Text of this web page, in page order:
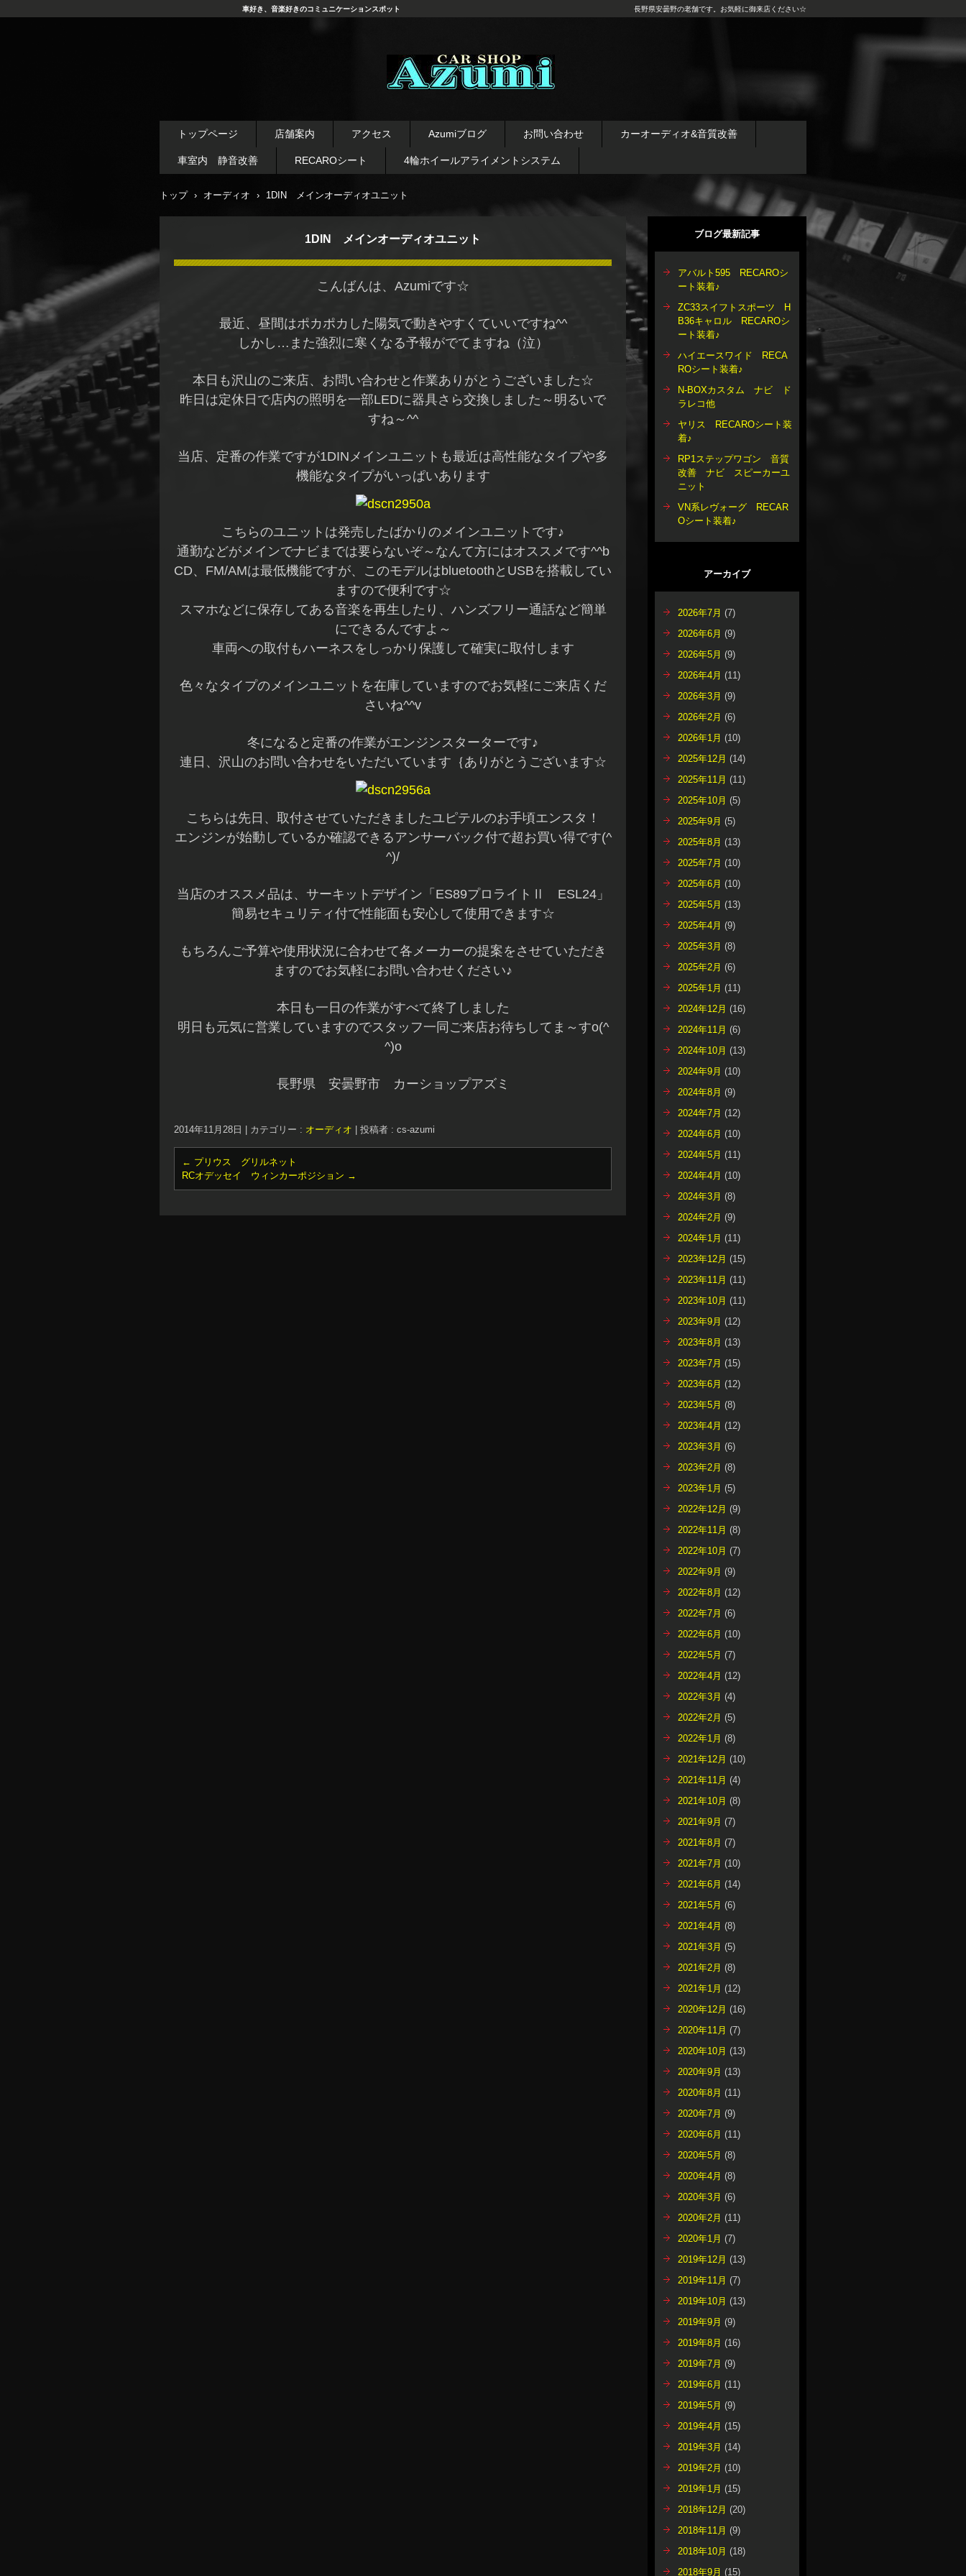
イール デッドニング カーオ
ーディオ レカロシート
車好き、音楽好きのコミュニケーションスポット 長野県安曇野の老舗です。お気軽に御来店ください☆
トップページ 店舗案内 アクセス Azumiブログ お問い合わせ カーオーディオ&音質改善
車室内 静音改善 RECAROシート 4輪ホイールアライメントシステム
トップ › オーディオ › 1DIN メインオーディオユニット
1DIN メインオーディオユニット
こんばんは、Azumiです☆
最近、昼間はポカポカした陽気で動きやすくていいですね^^
しかし…また強烈に寒くなる予報がでてますね（泣）
本日も沢山のご来店、お問い合わせと作業ありがとうございました☆
昨日は定休日で店内の照明を一部LEDに器具さら交換しました～明るいで
すね～^^
当店、定番の作業ですが1DINメインユニットも最近は高性能なタイプや多
機能なタイプがいっぱいあります
こちらのユニットは発売したばかりのメインユニットです♪
通勤などがメインでナビまでは要らないぞ～なんて方にはオススメです^^b
CD、FM/AMは最低機能ですが、このモデルはbluetoothとUSBを搭載してい
ますので便利です☆
スマホなどに保存してある音楽を再生したり、ハンズフリー通話など簡単
にできるんですよ～
車両への取付もハーネスをしっかり保護して確実に取付します
色々なタイプのメインユニットを在庫していますのでお気軽にご来店くだ
さいね^^v
冬になると定番の作業がエンジンスターターです♪
連日、沢山のお問い合わせをいただいています｛ありがとうございます☆
こちらは先日、取付させていただきましたユピテルのお手頃エンスタ！
エンジンが始動しているか確認できるアンサーバック付で超お買い得です(^
^)/
当店のオススメ品は、サーキットデザイン「ES89プロライトⅡ ESL24」
簡易セキュリティ付で性能面も安心して使用できます☆
もちろんご予算や使用状況に合わせて各メーカーの提案をさせていただき
ますのでお気軽にお問い合わせください♪
本日も一日の作業がすべて終了しました
明日も元気に営業していますのでスタッフ一同ご来店お待ちしてま～すo(^
^)o
長野県 安曇野市 カーショップアズミ
2014年11月28日 カテゴリー : オーディオ 投稿者 : cs-azumi
← プリウス グリルネット
RCオデッセイ ウィンカーポジション →
ブログ最新記事
アバルト595 RECAROシ
ート装着♪
ZC33スイフトスポーツ H
B36キャロル RECAROシ
ート装着♪
ハイエースワイド RECA
ROシート装着♪
N-BOXカスタム ナビ ド
ラレコ他
ヤリス RECAROシート装
着♪
RP1ステップワゴン 音質
改善 ナビ スピーカーユ
ニット
VN系レヴォーグ RECAR
Oシート装着♪
アーカイブ
2026年7月 (7)
2026年6月 (9)
2026年5月 (9)
2026年4月 (11)
2026年3月 (9)
2026年2月 (6)
2026年1月 (10)
2025年12月 (14)
2025年11月 (11)
2025年10月 (5)
2025年9月 (5)
2025年8月 (13)
2025年7月 (10)
2025年6月 (10)
2025年5月 (13)
2025年4月 (9)
2025年3月 (8)
2025年2月 (6)
2025年1月 (11)
2024年12月 (16)
2024年11月 (6)
2024年10月 (13)
2024年9月 (10)
2024年8月 (9)
2024年7月 (12)
2024年6月 (10)
2024年5月 (11)
2024年4月 (10)
2024年3月 (8)
2024年2月 (9)
2024年1月 (11)
2023年12月 (15)
2023年11月 (11)
2023年10月 (11)
2023年9月 (12)
2023年8月 (13)
2023年7月 (15)
2023年6月 (12)
2023年5月 (8)
2023年4月 (12)
2023年3月 (6)
2023年2月 (8)
2023年1月 (5)
2022年12月 (9)
2022年11月 (8)
2022年10月 (7)
2022年9月 (9)
2022年8月 (12)
2022年7月 (6)
2022年6月 (10)
2022年5月 (7)
2022年4月 (12)
2022年3月 (4)
2022年2月 (5)
2022年1月 (8)
2021年12月 (10)
2021年11月 (4)
2021年10月 (8)
2021年9月 (7)
2021年8月 (7)
2021年7月 (10)
2021年6月 (14)
2021年5月 (6)
2021年4月 (8)
2021年3月 (5)
2021年2月 (8)
2021年1月 (12)
2020年12月 (16)
2020年11月 (7)
2020年10月 (13)
2020年9月 (13)
2020年8月 (11)
2020年7月 (9)
2020年6月 (11)
2020年5月 (8)
2020年4月 (8)
2020年3月 (6)
2020年2月 (11)
2020年1月 (7)
2019年12月 (13)
2019年11月 (7)
2019年10月 (13)
2019年9月 (9)
2019年8月 (16)
2019年7月 (9)
2019年6月 (11)
2019年5月 (9)
2019年4月 (15)
2019年3月 (14)
2019年2月 (10)
2019年1月 (15)
2018年12月 (20)
2018年11月 (9)
2018年10月 (18)
2018年9月 (15)